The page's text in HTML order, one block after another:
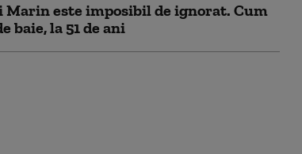
este imposibil de ignorat. Cum
baie, la 51 de ani